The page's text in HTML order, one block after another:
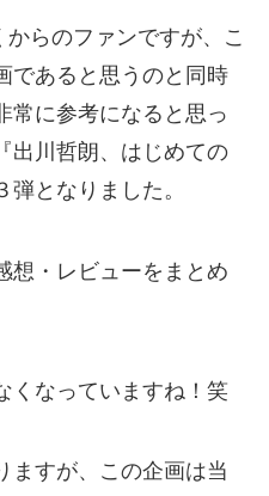
らのファンですが、こ
であると思うのと同時
常に参考になると思っ
出川哲朗、はじめての
となりました。
想・レビューをまとめ
くなっていますね！笑
ますが、この企画は当